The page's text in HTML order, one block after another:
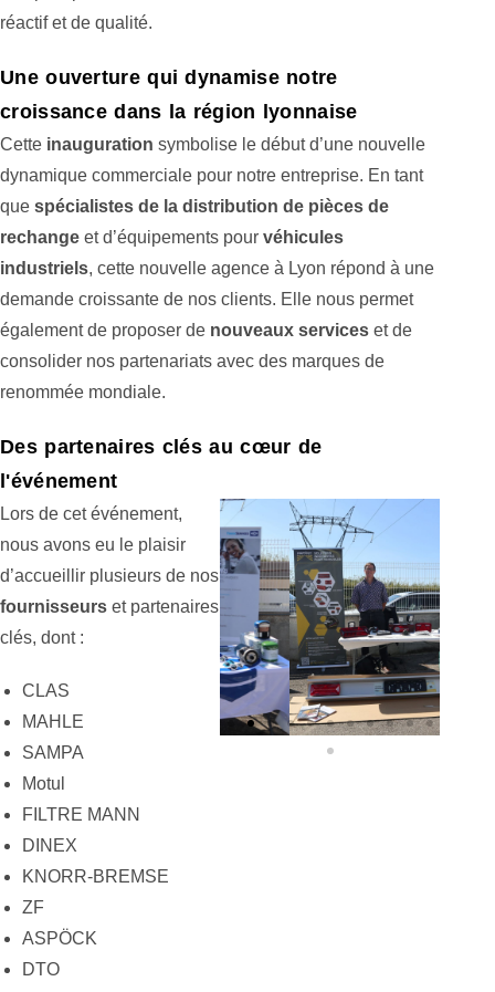
réactif et de qualité.
Une ouverture qui dynamise notre
croissance dans la région lyonnaise
Cette inauguration symbolise le début d’une nouvelle
dynamique commerciale pour notre entreprise. En tant
que spécialistes de la distribution de pièces de
rechange et d’équipements pour véhicules
industriels, cette nouvelle agence à Lyon répond à une
demande croissante de nos clients. Elle nous permet
également de proposer de nouveaux services et de
consolider nos partenariats avec des marques de
renommée mondiale.
Des partenaires clés au cœur de
l'événement
Lors de cet événement,
nous avons eu le plaisir
d’accueillir plusieurs de nos
fournisseurs et partenaires
clés, dont :
CLAS
MAHLE
SAMPA
Motul
FILTRE MANN
DINEX
KNORR-BREMSE
ZF
ASPÖCK
DTO